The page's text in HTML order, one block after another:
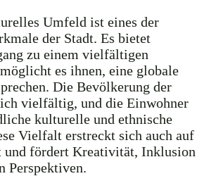
Umfeld ist eines der
der Stadt. Es bietet
zu einem vielfältigen
es ihnen, eine globale
Die Bevölkerung der
vielfältig, und die Einwohner
kulturelle und ethnische
Vielfalt erstreckt sich auch auf
und fördert Kreativität, Inklusion
Perspektiven.